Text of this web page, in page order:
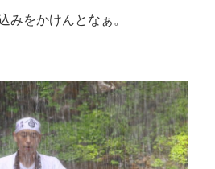
みをかけんとなぁ。